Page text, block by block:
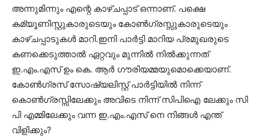
അന്നുമിന്നും എന്റെ കാഴ്ചപ്പാട് ഒന്നാണ്. പക്ഷെ
കമ്യൂണിസ്റ്റുകാരുടെയും കോൺഗ്രസ്സുകാരുടെയും
കാഴ്ചപ്പാടുകൾ മാറി.ഇനി പാർട്ടി മാറിയ പ്രമുഖരുടെ
കണക്കെടുത്താൽ ഏറ്റവും മുന്നിൽ നിൽക്കുന്നത്
ഇ.എം.എസ് ഉം കെ. ആർ ഗൗരിയമ്മയുമൊക്കെയാണ്.
കോൺഗ്രസ് സോഷ്യലിസ്റ്റ് പാർട്ടിയിൽ നിന്ന്
കൊൺഗ്രസ്സിലേക്കും അവിടെ നിന്ന് സിപിഐ ലേക്കും സി
പി എമ്മിലേക്കും വന്ന ഇ.എം.എസ് നെ നിങ്ങൾ എന്ത്
വിളിക്കും?